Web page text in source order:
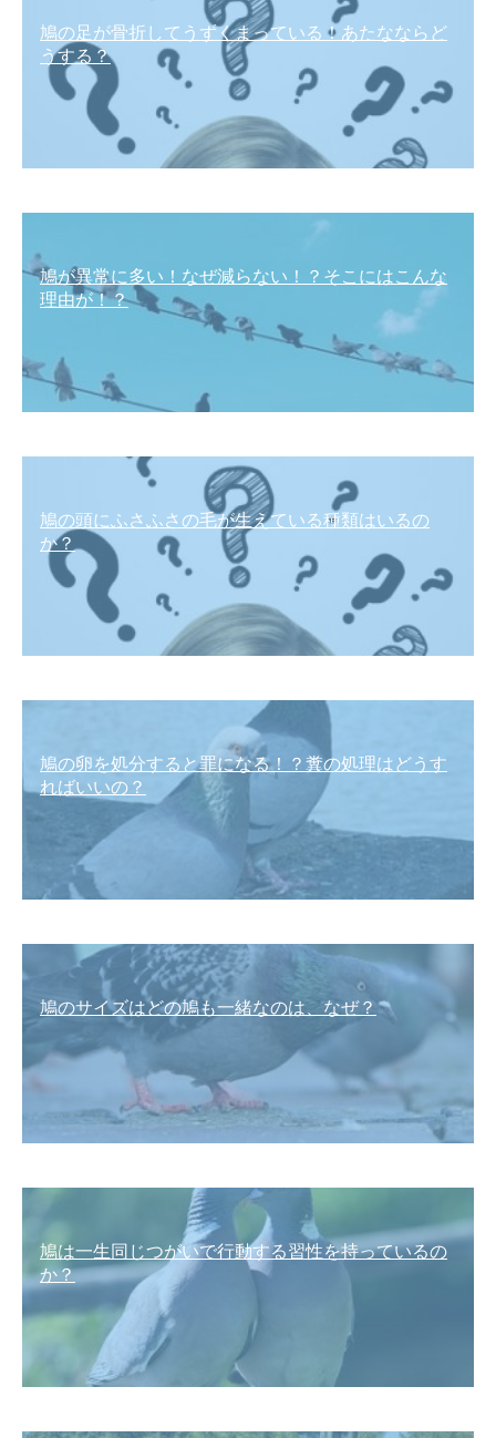
鳩の足が骨折してうずくまっている！あたなならど
うする？
鳩が異常に多い！なぜ減らない！？そこにはこんな
理由が！？
鳩の頭にふさふさの毛が生えている種類はいるの
か？
鳩の卵を処分すると罪になる！？糞の処理はどうす
ればいいの？
鳩のサイズはどの鳩も一緒なのは、なぜ？
鳩は一生同じつがいで行動する習性を持っているの
か？